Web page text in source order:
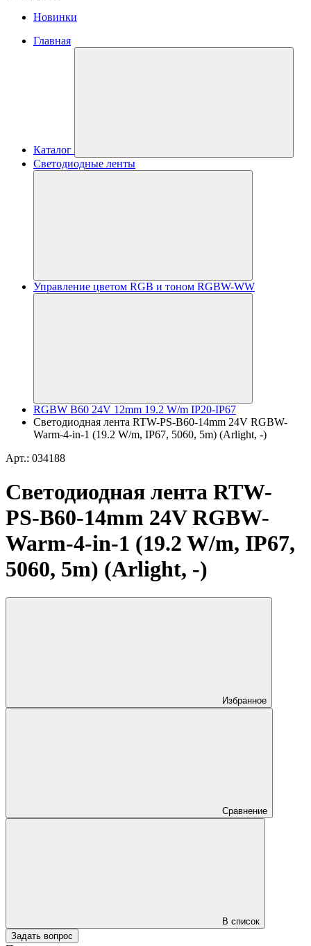
Новинки
Главная
Каталог
Светодиодные ленты
Управление цветом RGB и тоном RGBW-WW
RGBW B60 24V 12mm 19.2 W/m IP20-IP67
Светодиодная лента RTW-PS-B60-14mm 24V RGBW-
Warm-4-in-1 (19.2 W/m, IP67, 5060, 5m) (Arlight, -)
Арт.: 034188
Светодиодная лента RTW-
PS-B60-14mm 24V RGBW-
Warm-4-in-1 (19.2 W/m, IP67,
5060, 5m) (Arlight, -)
Избранное
Сравнение
В список
Задать вопрос